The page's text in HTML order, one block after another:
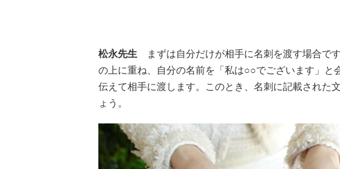
松永先生 まずは自分だけが相手に名刺を渡す場合で
の上に重ね、自分の名前を「私は○○でございます」と
伝えて相手に渡します。このとき、名刺に記載された
ょう。